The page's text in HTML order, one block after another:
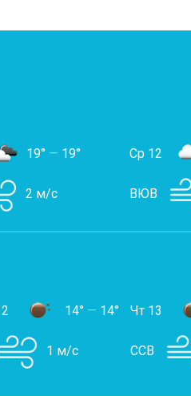
19° — 19°
2 м/с
Ср 12
ВЮВ
14° — 14°
1 м/с
Чт 13
ССВ